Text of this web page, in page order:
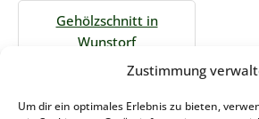
Zustimmung
Um dir ein optimales Erlebnis zu bieten,
Gehölzschnitt in
Wunstorf
Jetzt Anfrage stellen